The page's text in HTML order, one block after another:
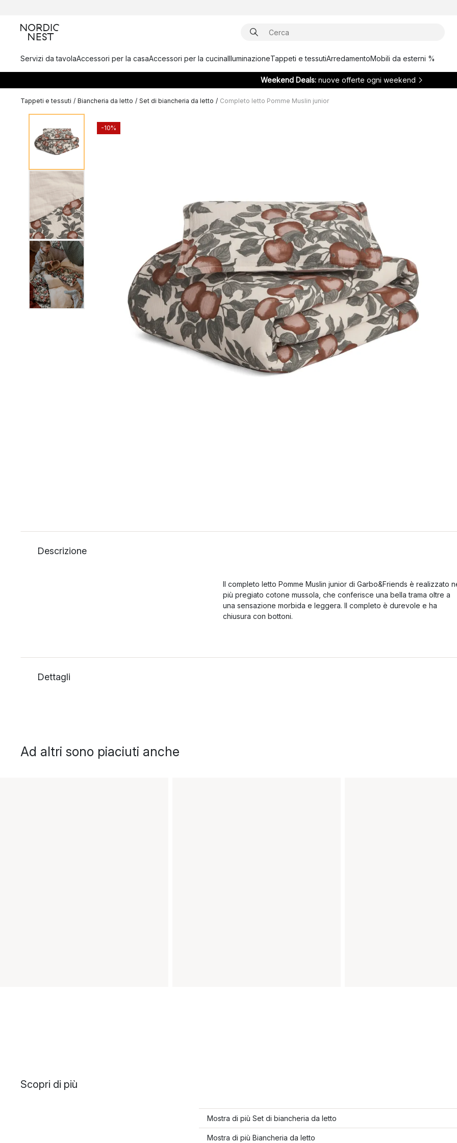
Servizi da tavolaAccessori per la casaAccessori per la cucinaIlluminazioneTappeti e tessutiArredamentoMobili da esterni %
Weekend Deals: nuove offerte ogni weekend
Tappeti e tessuti / Biancheria da letto / Set di biancheria da letto / Completo letto Pomme Muslin junior
-10%
Descrizione
Il completo letto Pomme Muslin junior di Garbo&Friends è realizzato
più pregiato cotone mussola, che conferisce una bella trama oltre a
una sensazione morbida e leggera. Il completo è durevole e ha
chiusura con bottoni.
Dettagli
Ad altri sono piaciuti anche
Scopri di più
Mostra di più Set di biancheria da letto
Mostra di più Biancheria da letto